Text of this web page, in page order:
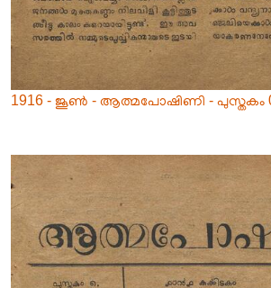
1916 - ജൂൺ - ആത്മപോഷിണി - പുസ്തകം